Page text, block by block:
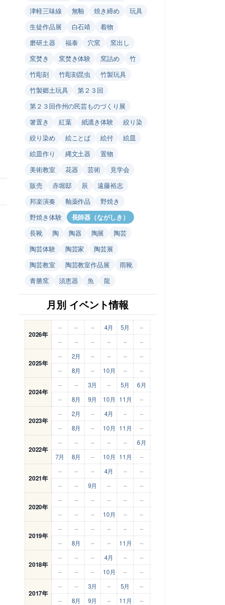
津軽三味線
無釉 焼き締め
玩具
生徒作品展
白石靖
着物
磨研土器
福泰 穴窯
窯出し
窯焚き
窯焚き体験 窯詰め
竹
竹彫刻
竹彫刻昆虫
竹製玩具
竹製郷土玩具
第２３回
第２３回作州の民芸ものづくり展
箸置き
紅葉 紙漉き体験
絞り染
絞り染め
絵ことば 絵付
絵皿
絵皿作り
縄文土器
置物
美術教室
花器 芸術
見学会
販売
赤堀邸 辰
遠藤裕志
邦楽演奏
釉薬作品
野焼き
野焼き体験
長師器（ながしき）
長靴
陶 陶器 陶展
陶芸
陶芸体験
陶芸家
陶芸展
陶芸教室
陶芸教室作品展
雨靴
青勝窯
須恵器 魚 龍
月別 イベント情報
2026年
– – – 4月 5月
–
–
– – – – –
2025年
– 2月 – – –
–
–
8月 – 10月 – –
2024年
– – 3月 – 5月
6月
–
8月 9月 10月 11月 –
2023年
– 2月 – 4月 –
–
–
8月 – 10月 11月 –
2022年
– – – – –
6月
7月
8月 – 10月 11月 –
2021年
– – – 4月 –
–
–
– 9月 – – –
2020年
– – – – –
–
–
– – 10月 – –
2019年
– – – – –
–
–
8月 – – 11月 –
2018年
– – – 4月 –
–
–
– – 10月 – –
2017年
– – 3月 – 5月
–
–
8月 9月 – 11月 –